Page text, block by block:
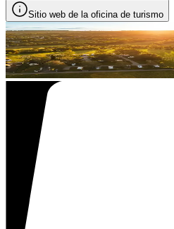
Sitio web de la oficina de turismo